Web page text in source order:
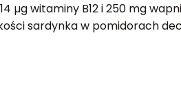
µg witaminy B12 i 250 mg
sardynka w pomidorach